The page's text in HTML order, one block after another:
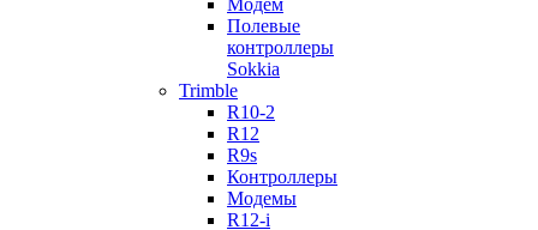
Модем
Полевые
контроллеры
Sokkia
Trimble
R10-2
R12
R9s
Контроллеры
Модемы
R12-i